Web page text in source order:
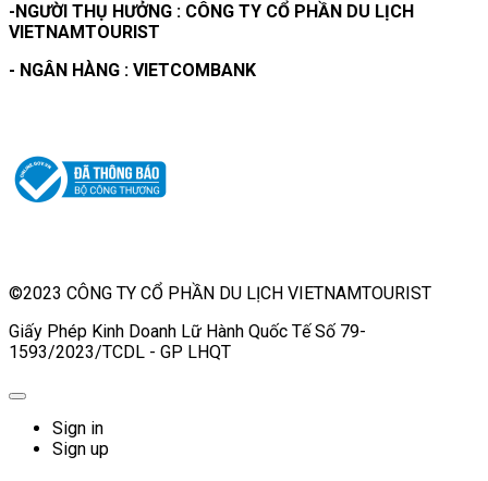
-NGƯỜI THỤ HƯỞNG : CÔNG TY CỔ PHẦN DU LỊCH
VIETNAMTOURIST
- NGÂN HÀNG : VIETCOMBANK
©2023 CÔNG TY CỔ PHẦN DU LỊCH VIETNAMTOURIST
Giấy Phép Kinh Doanh Lữ Hành Quốc Tế Số 79-
1593/2023/TCDL - GP LHQT
Sign in
Sign up